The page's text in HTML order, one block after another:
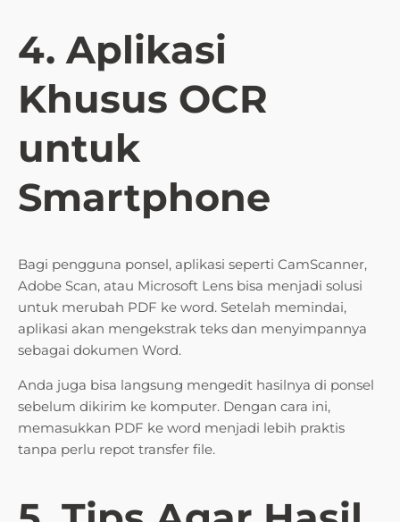
4. Aplikasi
Khusus OCR
untuk
Smartphone
Bagi pengguna ponsel, aplikasi seperti CamScanner,
Adobe Scan, atau Microsoft Lens bisa menjadi solusi
untuk merubah PDF ke word. Setelah memindai,
aplikasi akan mengekstrak teks dan menyimpannya
sebagai dokumen Word.
Anda juga bisa langsung mengedit hasilnya di ponsel
sebelum dikirim ke komputer. Dengan cara ini,
memasukkan PDF ke word menjadi lebih praktis
tanpa perlu repot transfer file.